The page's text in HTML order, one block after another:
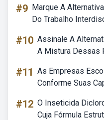
#9 Marque A
Do Trabalho
#10 Assinale A
A Mistura Dessas
#11 As Empresas
Conforme Suas
#12 O Inseticida
Cuja Fórmula